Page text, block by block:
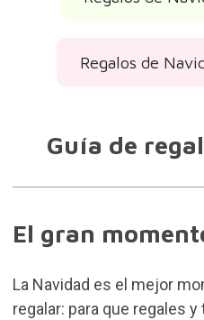
Regalos de
Guía de
El gran
La Navidad es el mejor
regalar: para que regales